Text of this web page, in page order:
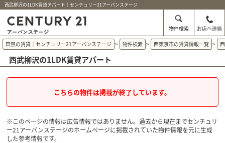
西武柳沢の1LDK賃貸アパート｜センチュリー21アーバンステージ
物件検索 お店へ連絡
田無の賃貸｜センチュリー21アーバンステージ > 物件検索 > 西東京市の賃貸情報一覧 >
西武柳沢の1LDK賃貸アパート
こちらの物件は掲載が終了しています。
※このページの情報は広告情報ではありません。過去から現在までセンチュリ
ー21アーバンステージのホームぺージに掲載されていた物件情報を元に生成
した参考情報です。